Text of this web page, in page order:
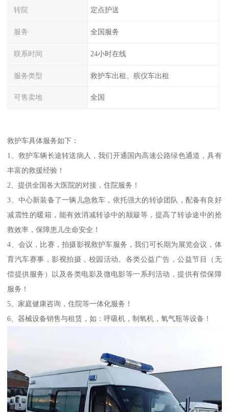
转院 定点护送
服务 全国服务
联系时间 24小时在线
服务类型 救护车出租、殡仪车出租
可售卖地 全国
救护车具体服务如下：
1、救护车辆长途转送病人，我们开通国内高速公路绿色通道，具有
丰富的救援经验！
2、提供全国各大医院的对接，住院服务！
3、中心新装备了一辆儿急救车，依托强大的转诊团队，配备有良好
减震性的暖箱，能有效消减转诊中的颠簸等，提高了转诊途中的抢
救效率，保障患儿生命安全！
4、会议，比赛，拍摄影视救护车服务，我们可长期为展览会议，体
育汽车赛事，影视拍摄，校园活动。各类公益广告，公益节目（无
偿提供服务）以及各类电影及微电影等一系列活动，提供有偿保障
服务！
5、家庭健康咨询，住院等一体化服务！
6、器械设备销售与租赁，如：呼吸机，制氧机，氧气瓶等设备！